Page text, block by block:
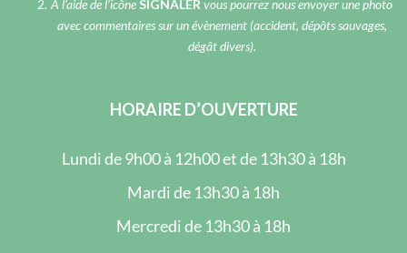
A l’aide de l’icône SIGNALER vous pourrez nous envoyer une photo
avec commentaires sur un évènement (accident, dépôts sauvages,
dégât divers).
HORAIRE D’OUVERTURE
Lundi de 9h00 à 12h00 et de 13h30 à 18h
Mardi de 13h30 à 18h
Mercredi de 13h30 à 18h